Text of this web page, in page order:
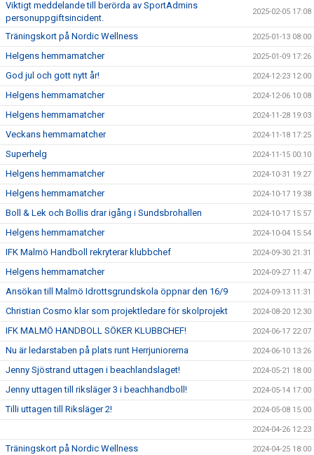
Viktigt meddelande till berörda av SportAdmins
personuppgiftsincident.
2025-02-05 17:08
Träningskort på Nordic Wellness 2025-01-13 08:00
Helgens hemmamatcher 2025-01-09 17:26
God jul och gott nytt år! 2024-12-23 12:00
Helgens hemmamatcher 2024-12-06 10:08
Helgens hemmamatcher 2024-11-28 19:03
Veckans hemmamatcher 2024-11-18 17:25
Superhelg 2024-11-15 00:10
Helgens hemmamatcher 2024-10-31 19:27
Helgens hemmamatcher 2024-10-17 19:38
Boll & Lek och Bollis drar igång i Sundsbrohallen 2024-10-17 15:57
Helgens hemmamatcher 2024-10-04 15:54
IFK Malmö Handboll rekryterar klubbchef 2024-09-30 21:31
Helgens hemmamatcher 2024-09-27 11:47
Ansökan till Malmö Idrottsgrundskola öppnar den 16/9 2024-09-13 11:31
Christian Cosmo klar som projektledare för skolprojekt 2024-08-20 12:30
IFK MALMÖ HANDBOLL SÖKER KLUBBCHEF! 2024-06-17 22:07
Nu är ledarstaben på plats runt Herrjuniorerna 2024-06-10 13:26
Jenny Sjöstrand uttagen i beachlandslaget! 2024-05-21 18:00
Jenny uttagen till riksläger 3 i beachhandboll! 2024-05-14 17:00
Tilli uttagen till Riksläger 2! 2024-05-08 15:00
2024-04-26 12:23
Träningskort på Nordic Wellness 2024-04-25 18:00